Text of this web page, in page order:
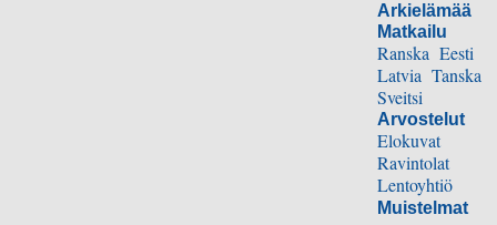
Arkielämää
Matkailu
Ranska Eesti
Latvia Tanska
Sveitsi
Arvostelut
Elokuvat
Ravintolat
Lentoyhtiö
Muistelmat